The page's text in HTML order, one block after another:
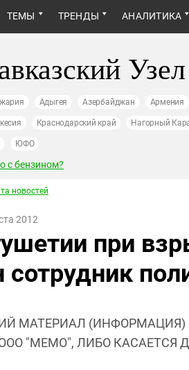
ТЕМЫ ТРЕНДЫ АНАЛИТИКА
Узел
Адыгея Азербайджан Армения
Краснодарский край Нагорный
ЮФО
с бензином?
новостей
2012
при
сотрудник
МАТЕРИАЛ
"МЕМО", ЛИБО КАСАЕТСЯ